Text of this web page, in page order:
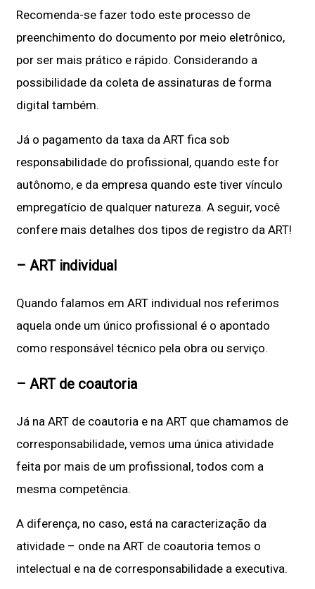
Recomenda-se fazer todo este processo de
preenchimento do documento por meio eletrônico,
por ser mais prático e rápido. Considerando a
possibilidade da coleta de assinaturas de forma
digital também.
Já o pagamento da taxa da ART fica sob
responsabilidade do profissional, quando este for
autônomo, e da empresa quando este tiver vínculo
empregatício de qualquer natureza. A seguir, você
confere mais detalhes dos tipos de registro da ART!
– ART individual
Quando falamos em ART individual nos referimos
aquela onde um único profissional é o apontado
como responsável técnico pela obra ou serviço.
– ART de coautoria
Já na ART de coautoria e na ART que chamamos de
corresponsabilidade, vemos uma única atividade
feita por mais de um profissional, todos com a
mesma competência.
A diferença, no caso, está na caracterização da
atividade – onde na ART de coautoria temos o
intelectual e na de corresponsabilidade a executiva.